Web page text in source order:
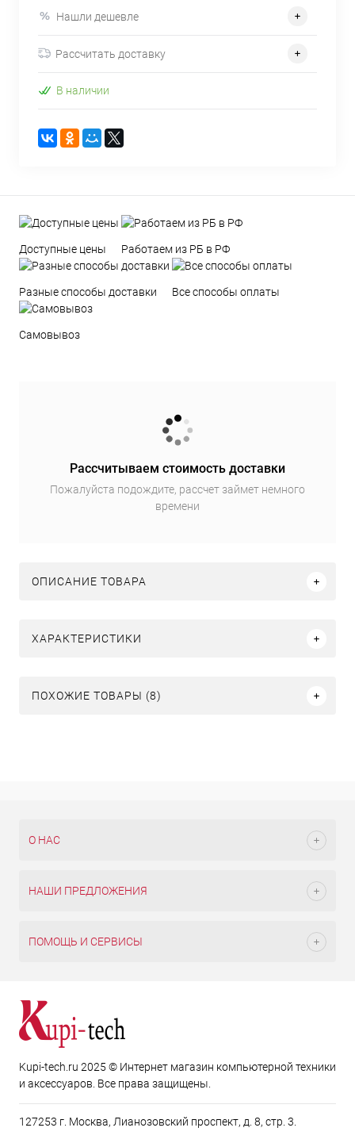
Нашли дешевле
Рассчитать доставку
В наличии
Доступные цены Работаем из РБ в РФ
Разные способы доставки Все способы оплаты
Самовывоз
Рассчитываем стоимость доставки
Пожалуйста подождите, рассчет займет немного
времени
ОПИСАНИЕ ТОВАРА
ХАРАКТЕРИСТИКИ
ПОХОЖИЕ ТОВАРЫ (8)
О НАС
НАШИ ПРЕДЛОЖЕНИЯ
ПОМОЩЬ И СЕРВИСЫ
Kupi-tech.ru 2025 © Интернет магазин компьютерной техники
и аксессуаров. Все права защищены.
127253 г. Москва, Лианозовский проспект, д. 8, стр. 3.